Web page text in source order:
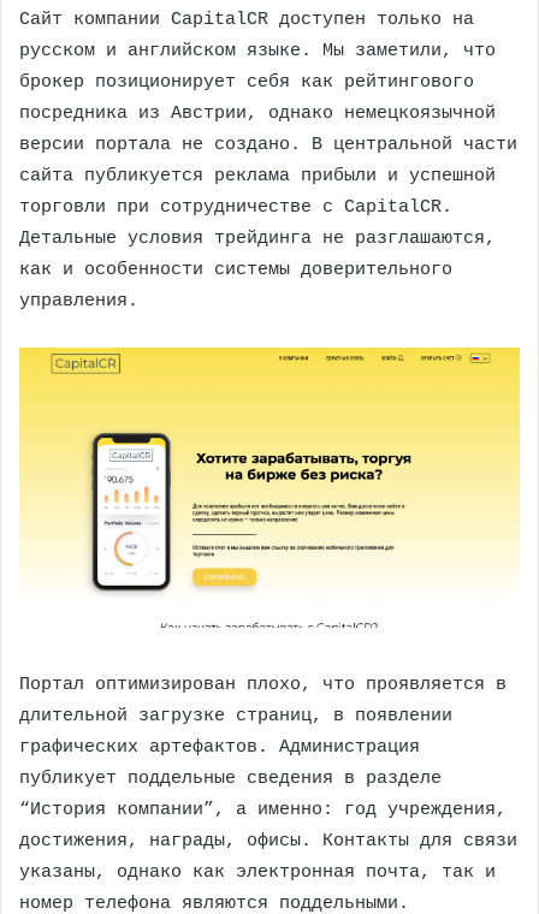
Сайт компании CapitalCR доступен только на
русском и английском языке. Мы заметили, что
брокер позиционирует себя как рейтингового
посредника из Австрии, однако немецкоязычной
версии портала не создано. В центральной части
сайта публикуется реклама прибыли и успешной
торговли при сотрудничестве с CapitalCR.
Детальные условия трейдинга не разглашаются,
как и особенности системы доверительного
управления.
Портал оптимизирован плохо, что проявляется в
длительной загрузке страниц, в появлении
графических артефактов. Администрация
публикует поддельные сведения в разделе
“История компании”, а именно: год учреждения,
достижения, награды, офисы. Контакты для связи
указаны, однако как электронная почта, так и
номер телефона являются поддельными.